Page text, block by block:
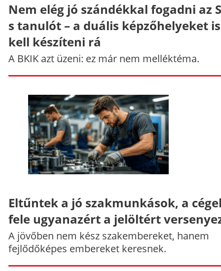
Nem elég jó szándékkal fogadni az
s tanulót – a duális képzőhelyeket
kell készíteni rá
A BKIK azt üzeni: ez már nem melléktéma.
Eltűntek a jó szakmunkások, a
fele ugyanazért a jelöltért
A jövőben nem kész szakembereket, hanem
fejlődőképes embereket keresnek.